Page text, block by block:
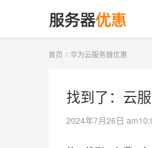
首页 华为云服务器优惠
找到了：云
2024年7月26日